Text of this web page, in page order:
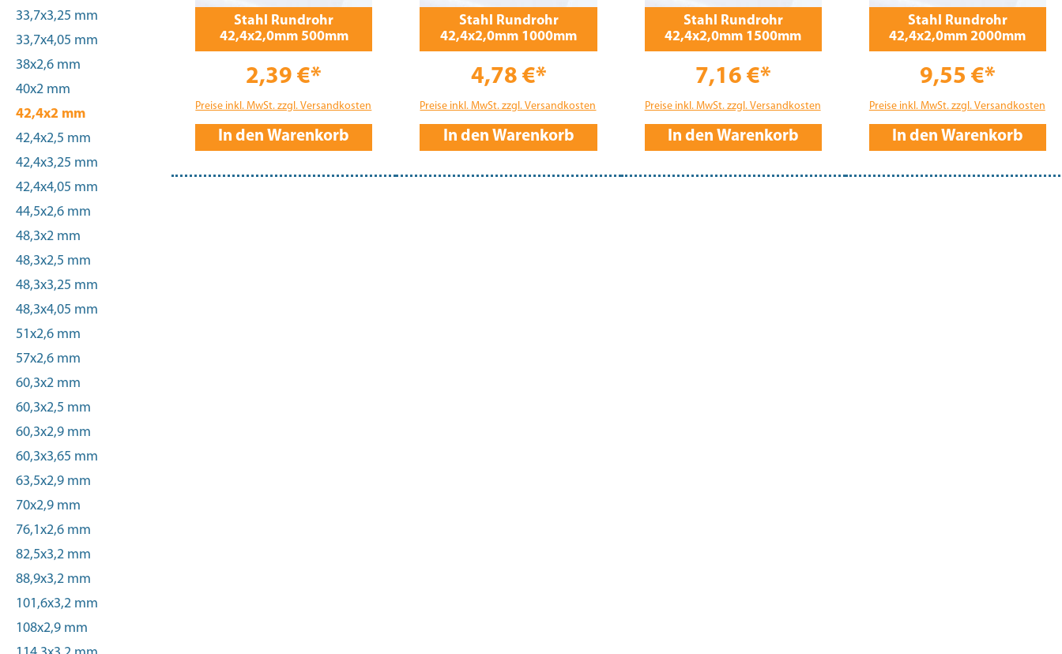
33,7x3,25 mm
33,7x4,05 mm
38x2,6 mm
40x2 mm
42,4x2 mm
42,4x2,5 mm
42,4x3,25 mm
42,4x4,05 mm
44,5x2,6 mm
48,3x2 mm
48,3x2,5 mm
48,3x3,25 mm
48,3x4,05 mm
51x2,6 mm
57x2,6 mm
60,3x2 mm
60,3x2,5 mm
60,3x2,9 mm
60,3x3,65 mm
63,5x2,9 mm
70x2,9 mm
76,1x2,6 mm
82,5x3,2 mm
88,9x3,2 mm
101,6x3,2 mm
108x2,9 mm
Stahl Rundrohr
42,4x2,0mm 500mm
2,39 €*
Preise inkl. MwSt. zzgl. Versandkosten
In den Warenkorb
Stahl Rundrohr
42,4x2,0mm 1000mm
4,78 €*
Preise inkl. MwSt. zzgl. Versandkosten
In den Warenkorb
Stahl Rundrohr
42,4x2,0mm 1500mm
7,16 €*
Preise inkl. MwSt. zzgl. Versandkosten
In den Warenkorb
Stahl Rundrohr
42,4x2,0mm 2000mm
9,55 €*
Preise inkl. MwSt. zzgl. Versandkosten
In den Warenkorb